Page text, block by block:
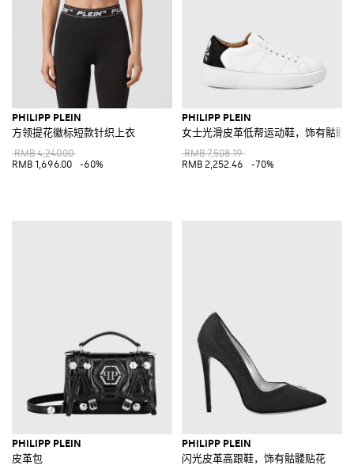
PHILIPP PLEIN
方领提花徽标短款针织上衣
RMB 4,240.00
RMB 1,696.00
-60%
PHILIPP PLEIN
女士光滑皮革低帮运动鞋，饰有骷髅
RMB 7,508.19
RMB 2,252.46
-70%
PHILIPP PLEIN
皮革包
PHILIPP PLEIN
闪光皮革高跟鞋，饰有骷髅贴花